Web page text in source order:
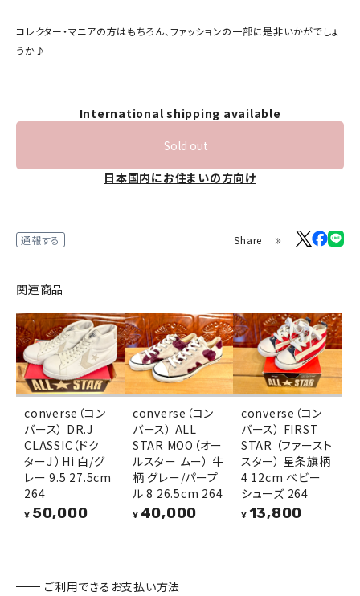
コレクター・マニアの方はもちろん、ファッションの一部に是非いかがでしょ
うか♪
International shipping available
Sold out
日本国内にお住まいの方向け
通報する Share
関連商品
converse（コン
バース） DR.J
CLASSIC（ドク
ターJ ）Hi 白/グ
レー 9.5 27.5cm
264
¥ 50,000
converse（コン
バース） ALL
STAR MOO（オー
ルスター ムー） 牛
柄 グレー/パープ
ル 8 26.5cm 264
¥ 40,000
converse（コン
バース） FIRST
STAR （ファースト
スター） 星条旗柄
4 12cm ベビー
シューズ 264
¥ 13,800
ご利用できるお支払い方法